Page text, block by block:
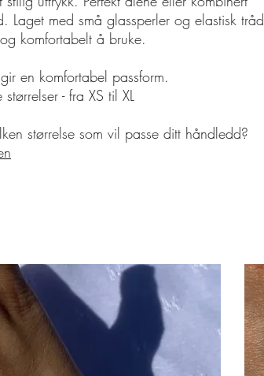
Laget med små glassperler og elastisk tråd
komfortabelt å bruke.
en komfortabel passform.
- fra XS til XL
størrelse som vil passe ditt håndledd?